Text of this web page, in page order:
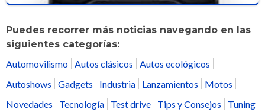
Puedes recorrer más noticias navegando en las
siguientes categorías:
Automovilismo
Autos clásicos
Autos ecológicos
Autoshows
Gadgets Industria Lanzamientos
Motos
Novedades
Tecnología Test drive Tips y Consejos Tuning